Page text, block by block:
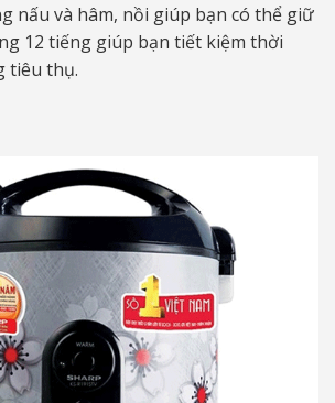
nấu và hâm, nồi giúp bạn có thể giữ
12 tiếng giúp bạn tiết kiệm thời
tiêu thụ.